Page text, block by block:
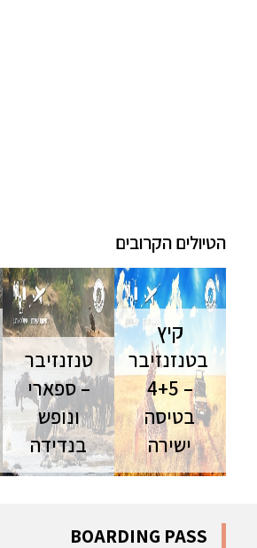
הטיולים הקרובים
קיץ
בטנזנזיבר
– 4+5
בטיסה
ישירה
טנזניה
| אוגוסט
טנזנזיבר
– ספארי
ונופש
בנדידה
טנזניה
| אוגוסטBOARDING PASS